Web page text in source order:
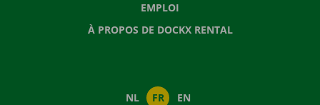
EMPLOI
À PROPOS DE DOCKX RENTAL
NL FR EN